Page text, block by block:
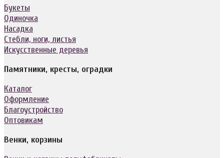
Букеты
Одиночка
Насадка
Стебли, ноги, листья
Искусственные деревья
Памятники, кресты, оградки
Каталог
Оформление
Благоустройство
Оптовикам
Венки, корзины